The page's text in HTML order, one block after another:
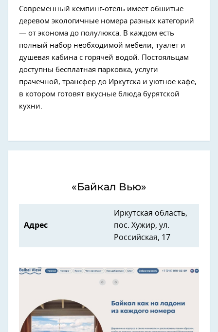
Современный кемпинг-отель имеет обшитые
деревом экологичные номера разных категорий
— от эконома до полулюкса. В каждом есть
полный набор необходимой мебели, туалет и
душевая кабина с горячей водой. Постояльцам
доступны бесплатная парковка, услуги
прачечной, трансфер до Иркутска и уютное кафе,
в котором готовят вкусные блюда бурятской
кухни.
«Байкал Вью»
Адрес
Иркутская область,
пос. Хужир, ул.
Российская, 17